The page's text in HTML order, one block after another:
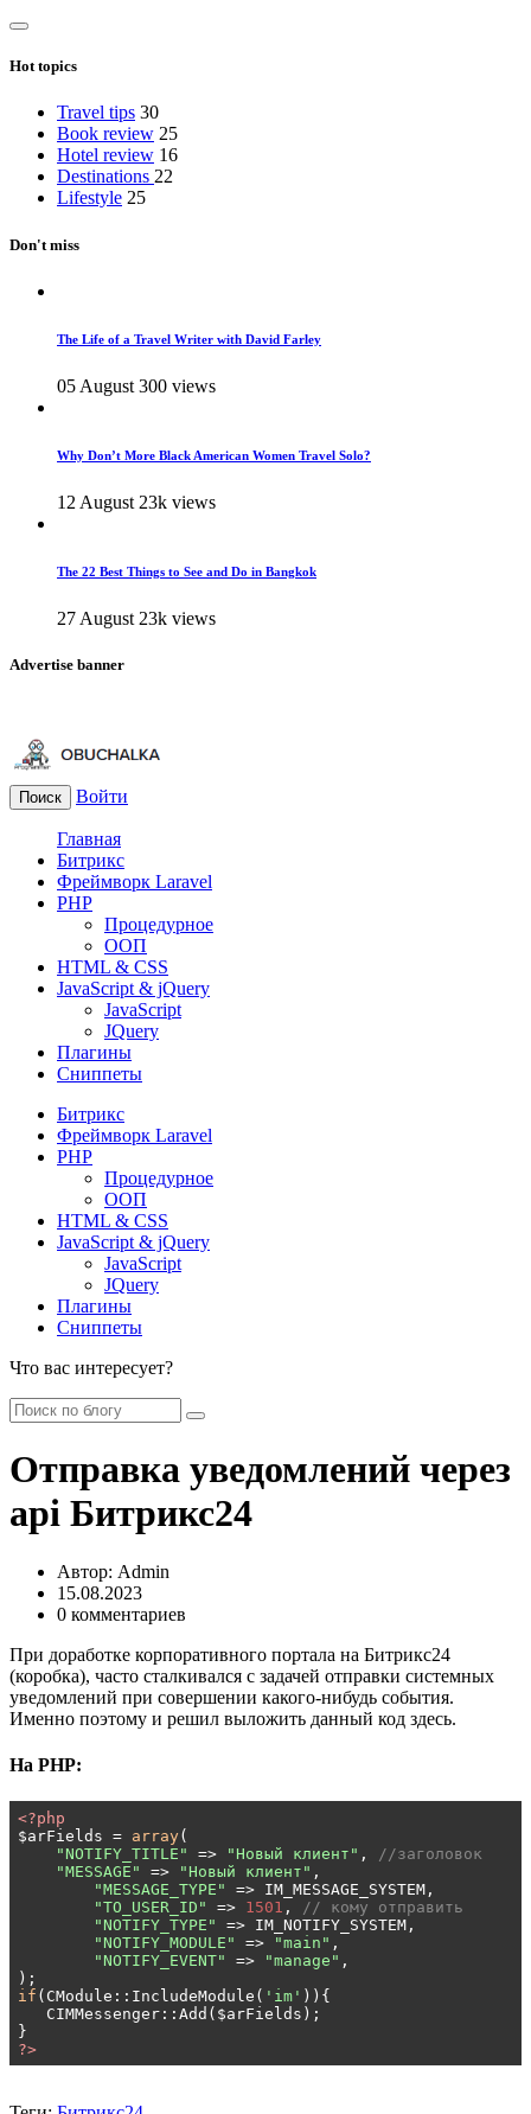
Hot topics
Travel tips 30
Book review 25
Hotel review 16
Destinations 22
Lifestyle 25
Don't miss
The Life of a Travel Writer with David Farley
05 August 300 views
Why Don’t More Black American Women Travel Solo?
12 August 23k views
The 22 Best Things to See and Do in Bangkok
27 August 23k views
Advertise banner
Поиск Войти
Главная
Битрикс
Фреймворк Laravel
PHP
Процедурное
ООП
HTML & CSS
JavaScript & jQuery
JavaScript
JQuery
Плагины
Сниппеты
Битрикс
Фреймворк Laravel
PHP
Процедурное
ООП
HTML & CSS
JavaScript & jQuery
JavaScript
JQuery
Плагины
Сниппеты
Что вас интересует?
Отправка уведомлений через
api Битрикс24
Автор: Admin
15.08.2023
0 комментариев
При доработке корпоративного портала на Битрикс24
(коробка), часто сталкивался с задачей отправки системных
уведомлений при совершении какого-нибудь события.
Именно поэтому и решил выложить данный код здесь.
На PHP:
<?php
$arFields = array(
"NOTIFY_TITLE" => "Новый клиент" ,
//заголовок
"MESSAGE" => "Новый клиент" ,
"MESSAGE_TYPE" => IM_MESSAGE_SYSTEM,
"TO_USER_ID" => 1501 ,
// кому отправить
"NOTIFY_TYPE" => IM_NOTIFY_SYSTEM,
"NOTIFY_MODULE" => "main" ,
"NOTIFY_EVENT" => "manage" ,
if (CModule::IncludeModule( 'im' )){
   CIMMessenger::Add($arFields);
?>